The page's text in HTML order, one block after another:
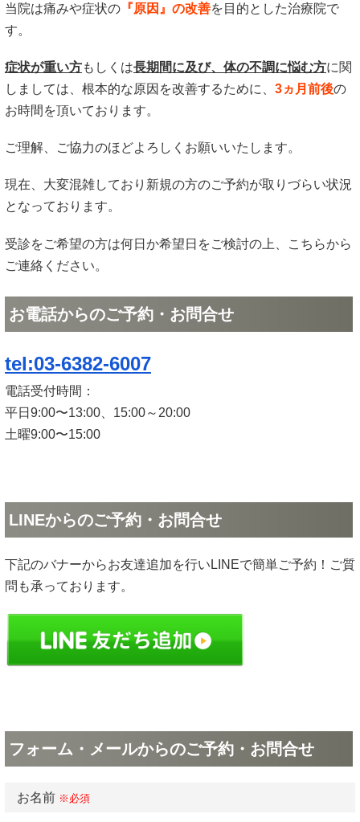
当院は痛みや症状の 『原因』の改善を目的とした治療院で
す。
症状が重い方もしくは長期間に及び、体の不調に悩む方に関
しましては、根本的な原因を改善するために、 3ヵ月前後の
お時間を頂いております。
ご理解、ご協力のほどよろしくお願いいたします。
現在、大変混雑しており新規の方のご予約が取りづらい状況
となっております。
受診をご希望の方は何日か希望日をご検討の上、こちらから
ご連絡ください。
お電話からのご予約・お問合せ
tel:03-6382-6007
電話受付時間：
平日9:00〜13:00、15:00～20:00
土曜9:00〜15:00
LINEからのご予約・お問合せ
下記のバナーからお友達追加を行いLINEで簡単ご予約！ご質
問も承っております。
フォーム・メールからのご予約・お問合せ
お名前 ※必須